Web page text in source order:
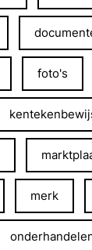
foto's
merk